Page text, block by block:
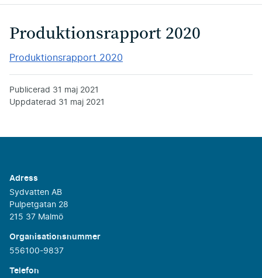
här:
Produktionsrapport 2020
Produktionsrapport 2020
Publicerad 31 maj 2021
Uppdaterad 31 maj 2021
Adress
Sydvatten AB
Pulpetgatan 28
215 37 Malmö
Organisationsnummer
556100-9837
Telefon